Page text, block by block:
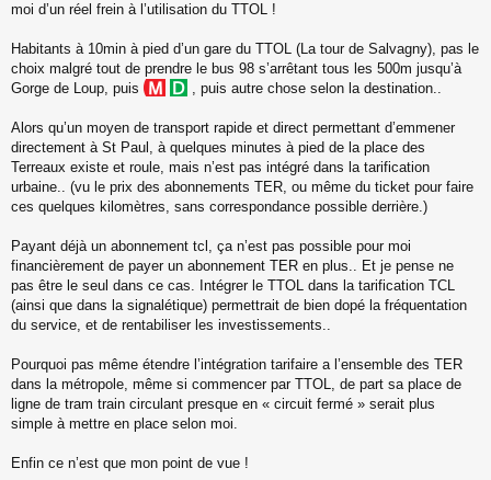
g
n
o
n
moi d’un réel frein à l’utilisation du TTOL !
Habitants à 10min à pied d’un gare du TTOL (La tour de Salvagny), pas le
choix malgré tout de prendre le bus 98 s’arrêtant tous les 500m jusqu’à
Gorge de Loup, puis
, puis autre chose selon la destination..
Alors qu’un moyen de transport rapide et direct permettant d’emmener
directement à St Paul, à quelques minutes à pied de la place des
Terreaux existe et roule, mais n’est pas intégré dans la tarification
urbaine.. (vu le prix des abonnements TER, ou même du ticket pour faire
ces quelques kilomètres, sans correspondance possible derrière.)
Payant déjà un abonnement tcl, ça n’est pas possible pour moi
financièrement de payer un abonnement TER en plus.. Et je pense ne
pas être le seul dans ce cas. Intégrer le TTOL dans la tarification TCL
(ainsi que dans la signalétique) permettrait de bien dopé la fréquentation
du service, et de rentabiliser les investissements..
Pourquoi pas même étendre l’intégration tarifaire a l’ensemble des TER
dans la métropole, même si commencer par TTOL, de part sa place de
ligne de tram train circulant presque en « circuit fermé » serait plus
simple à mettre en place selon moi.
Enfin ce n’est que mon point de vue !